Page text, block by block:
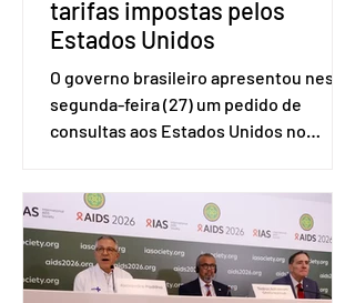
tarifas impostas pelos
Estados Unidos
O governo brasileiro apresentou nesta
segunda-feira (27) um pedido de
consultas aos Estados Unidos no
(OMC), contestando duas medidas
tarifárias adotadas pelo país norte-
americano com base na Seção 301 da
Lei de Comércio de 1974. Segundo nota